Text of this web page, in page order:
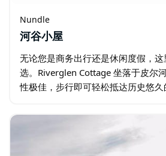
Nundle
河谷小屋
无论您是商务出行还是休闲度假，
选。Riverglen Cottage 坐落于皮尔
性极佳，步行即可轻松抵达历史悠久
Riverglen…